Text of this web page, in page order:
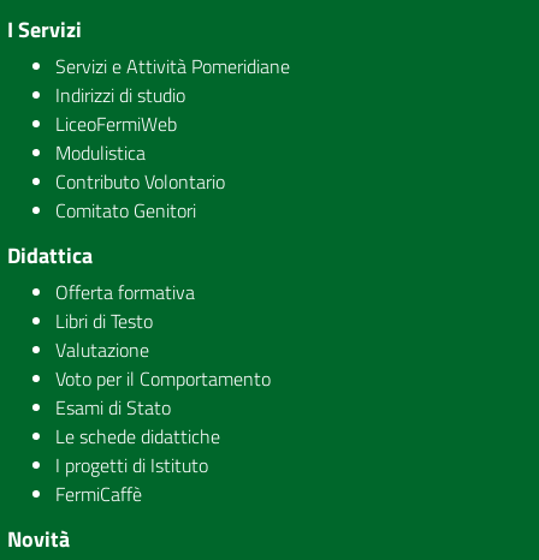
I Servizi
Servizi e Attività Pomeridiane
Indirizzi di studio
LiceoFermiWeb
Modulistica
Contributo Volontario
Comitato Genitori
Didattica
Offerta formativa
Libri di Testo
Valutazione
Voto per il Comportamento
Esami di Stato
Le schede didattiche
I progetti di Istituto
FermiCaffè
Novità